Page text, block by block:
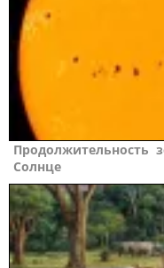
Продолжительность
Солнце